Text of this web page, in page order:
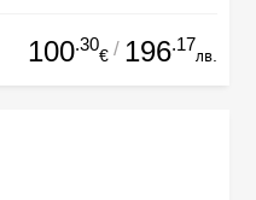
100.30
€ / 196.17
лв.